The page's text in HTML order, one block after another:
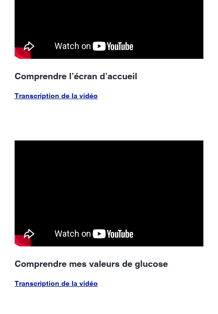
Comprendre l’écran d’accueil
Transcription de la vidéo
Comprendre mes valeurs de glucose
Transcription de la vidéo